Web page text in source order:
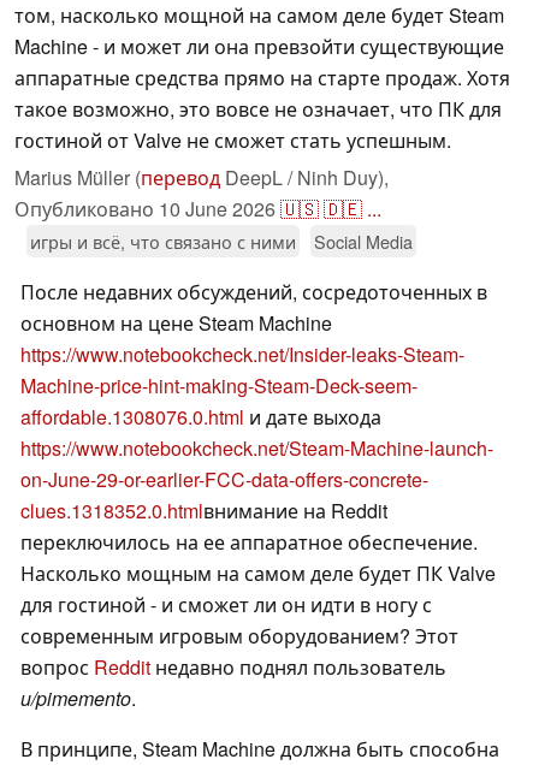
том, насколько мощной на самом деле будет Steam
Machine - и может ли она превзойти существующие
аппаратные средства прямо на старте продаж. Хотя
такое возможно, это вовсе не означает, что ПК для
гостиной от Valve не сможет стать успешным.
Marius Müller (перевод DeepL / Ninh Duy),
Опубликовано 10 June 2026🇺🇸🇩🇪 ...
игры и всё, что связано с ними Social Media
После недавних обсуждений, сосредоточенных в
основном на цене Steam Machine
https://www.notebookcheck.net/Insider-leaks-Steam-
Machine-price-hint-making-Steam-Deck-seem-
affordable.1308076.0.html и дате выхода
https://www.notebookcheck.net/Steam-Machine-launch-
on-June-29-or-earlier-FCC-data-offers-concrete-
clues.1318352.0.htmlвнимание на Reddit
переключилось на ее аппаратное обеспечение.
Насколько мощным на самом деле будет ПК Valve
для гостиной - и сможет ли он идти в ногу с
современным игровым оборудованием? Этот
вопрос Reddit недавно поднял пользователь
u/pimemento.
В принципе, Steam Machine должна быть способна